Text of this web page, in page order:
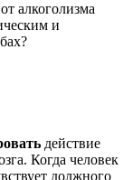
алкоголизма
и
действие
Когда человек
должного